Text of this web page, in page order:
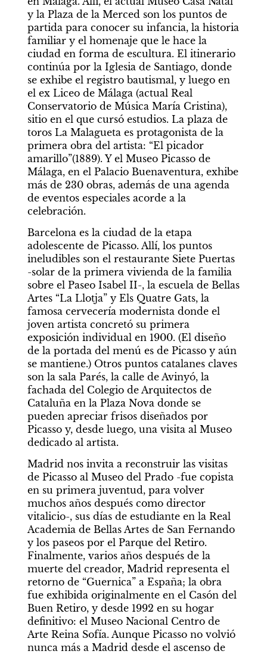
y la Plaza de la Merced son los puntos de
partida para conocer su infancia, la historia
familiar y el homenaje que le hace la
ciudad en forma de escultura. El itinerario
continúa por la Iglesia de Santiago, donde
se exhibe el registro bautismal, y luego en
el ex Liceo de Málaga (actual Real
Conservatorio de Música María Cristina),
sitio en el que cursó estudios. La plaza de
toros La Malagueta es protagonista de la
primera obra del artista: “El picador
amarillo”(1889). Y el Museo Picasso de
Málaga, en el Palacio Buenaventura, exhibe
más de 230 obras, además de una agenda
de eventos especiales acorde a la
celebración.
Barcelona es la ciudad de la etapa
adolescente de Picasso. Allí, los puntos
ineludibles son el restaurante Siete Puertas
-solar de la primera vivienda de la familia
sobre el Paseo Isabel II-, la escuela de Bellas
Artes “La Llotja” y Els Quatre Gats, la
famosa cervecería modernista donde el
joven artista concretó su primera
exposición individual en 1900. (El diseño
de la portada del menú es de Picasso y aún
se mantiene.) Otros puntos catalanes claves
son la sala Parés, la calle de Avinyó, la
fachada del Colegio de Arquitectos de
Cataluña en la Plaza Nova donde se
pueden apreciar frisos diseñados por
Picasso y, desde luego, una visita al Museo
dedicado al artista.
Madrid nos invita a reconstruir las visitas
de Picasso al Museo del Prado -fue copista
en su primera juventud, para volver
muchos años después como director
vitalicio-, sus días de estudiante en la Real
Academia de Bellas Artes de San Fernando
y los paseos por el Parque del Retiro.
Finalmente, varios años después de la
muerte del creador, Madrid representa el
retorno de “Guernica” a España; la obra
fue exhibida originalmente en el Casón del
Buen Retiro, y desde 1992 en su hogar
definitivo: el Museo Nacional Centro de
Arte Reina Sofía. Aunque Picasso no volvió
nunca más a Madrid desde el ascenso de